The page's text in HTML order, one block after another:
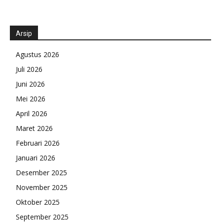
Arsip
Agustus 2026
Juli 2026
Juni 2026
Mei 2026
April 2026
Maret 2026
Februari 2026
Januari 2026
Desember 2025
November 2025
Oktober 2025
September 2025